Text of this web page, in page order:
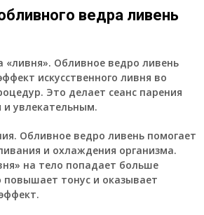
ведра ливень
«ливня». Обливное ведро ливень
искусственного ливня во
Это делает сеанс парения
увлекательным.
Обливное ведро ливень помогает
и охлаждения организма.
на тело попадает больше
тонус и оказывает